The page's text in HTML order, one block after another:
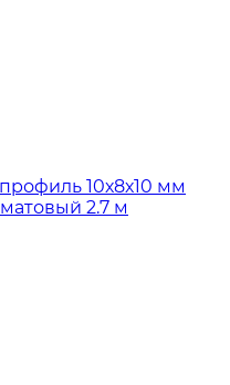
10х8х10 мм
матовый 2.7 м